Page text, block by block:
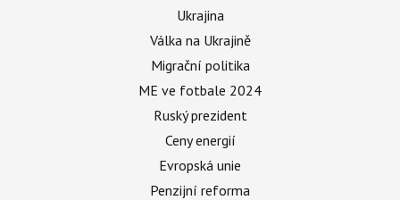
Ukrajina
Válka na Ukrajině
Migrační politika
ME ve fotbale 2024
Ruský prezident
Ceny energií
Evropská unie
Penzijní reforma